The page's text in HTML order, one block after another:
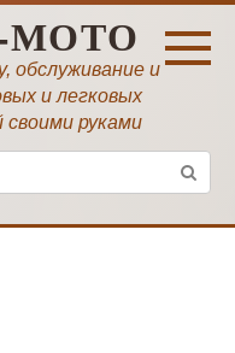
МОТО
обслуживание и
и легковых
руками